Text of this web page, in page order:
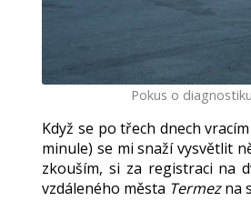
Pokus o
Když se po třech dnech
minule) se mi snaží vysvětlit
zkouším, si za registraci na
vzdáleného města Termezna